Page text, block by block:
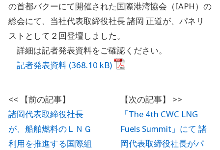
の首都バクーにて開催された国際港湾協会（IAPH）の
総会にて、当社代表取締役社長 諸岡 正道が、パネリ
ストとして２回登壇しました。
詳細は記者発表資料をご確認ください。
記者発表資料
諸岡代表取締役社長
が、船舶燃料のＬＮＧ
利用を推進する国際組
「The 4th CWC LNG
Fuels Summit」にて 諸
岡代表取締役社長がパ